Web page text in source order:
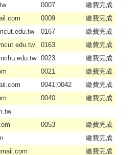
0007
繳費完成
0009
繳費完成
0167
繳費完成
0163
繳費完成
0023
繳費完成
0021
繳費完成
0041;0042
繳費完成
0040
繳費完成
0053
繳費完成
繳費完成
繳費完成